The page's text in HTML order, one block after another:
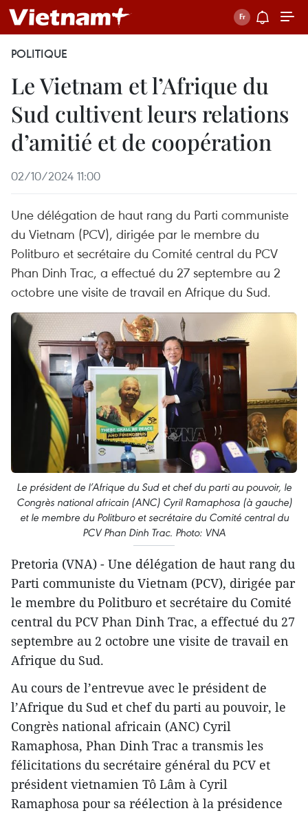
POLITIQUE
Le Vietnam et l’Afrique du
Sud cultivent leurs relations
d’amitié et de coopération
02/10/2024 11:00
Une délégation de haut rang du Parti communiste
du Vietnam (PCV), dirigée par le membre du
Politburo et secrétaire du Comité central du PCV
Phan Dinh Trac, a effectué du 27 septembre au 2
octobre une visite de travail en Afrique du Sud.
Le président de l’Afrique du Sud et chef du parti au pouvoir, le
Congrès national africain (ANC) Cyril Ramaphosa (à gauche)
et le membre du Politburo et secrétaire du Comité central du
PCV Phan Dinh Trac. Photo: VNA
Pretoria (VNA) - Une délégation de haut rang du
Parti communiste du Vietnam (PCV), dirigée par
le membre du Politburo et secrétaire du Comité
central du PCV Phan Dinh Trac, a effectué du 27
septembre au 2 octobre une visite de travail en
Afrique du Sud.
Au cours de l’entrevue avec le président de
l’Afrique du Sud et chef du parti au pouvoir, le
Congrès national africain (ANC) Cyril
Ramaphosa, Phan Dinh Trac a transmis les
félicitations du secrétaire général du PCV et
président vietnamien Tô Lâm à Cyril
Ramaphosa pour sa réélection à la présidence